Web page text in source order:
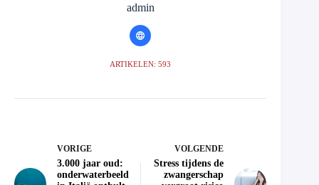
admin
ARTIKELEN: 593
VORIGE
3.000 jaar oud:
onderwaterbeeld
VOLGENDE
Stress tijdens de
zwangerschap